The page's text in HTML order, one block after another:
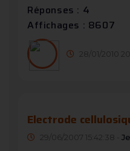
Réponses : 4
Affichages : 8607
28/01/2010
Electrode
29/06/2007 15:42:38 -